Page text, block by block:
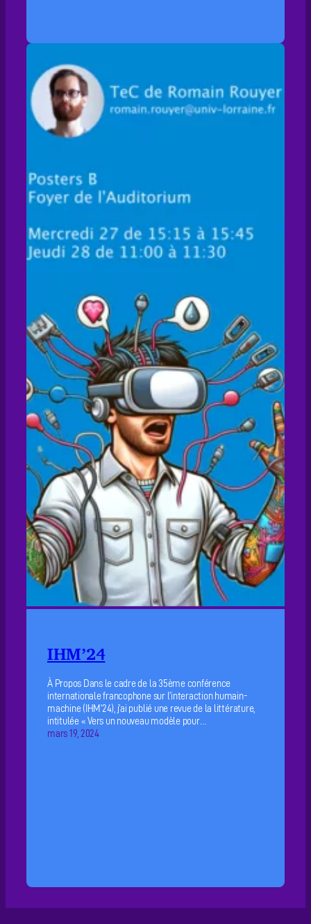
IHM’24
À Propos Dans le cadre de la 35ème conférence
internationale francophone sur l’interaction humain-
machine (IHM’24), j’ai publié une revue de la littérature,
intitulée « Vers un nouveau modèle pour…
mars 19, 2024